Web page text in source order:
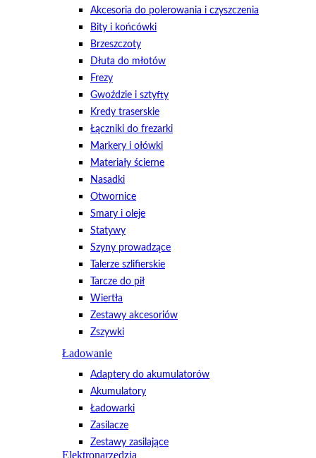
Akcesoria do polerowania i czyszczenia
Bity i końcówki
Brzeszczoty
Dłuta do młotów
Frezy
Gwoździe i sztyfty
Kredy traserskie
Łączniki do frezarki
Markery i ołówki
Materiały ścierne
Nasadki
Otwornice
Smary i oleje
Statywy
Szyny prowadzące
Talerze szlifierskie
Tarcze do pił
Wiertła
Zestawy akcesoriów
Zszywki
Ładowanie
Adaptery do akumulatorów
Akumulatory
Ładowarki
Zasilacze
Zestawy zasilające
Elektronarzędzia